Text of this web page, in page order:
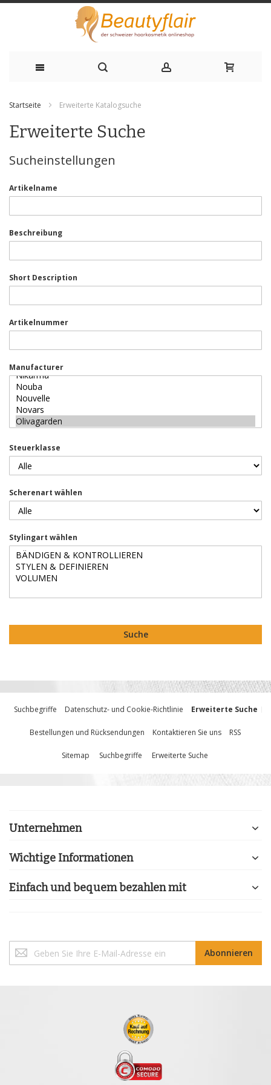
springen
Startseite Erweiterte Katalogsuche
Erweiterte Suche
Sucheinstellungen
Artikelname
Beschreibung
Short Description
Artikelnummer
Manufacturer
Steuerklasse
Scherenart wählen
Stylingart wählen
Suche
Suchbegriffe Datenschutz- und Cookie-Richtlinie Erweiterte Suche
Bestellungen und Rücksendungen Kontaktieren Sie uns RSS
Sitemap Suchbegriffe Erweiterte Suche
Unternehmen
Wichtige Informationen
Einfach und bequem bezahlen mit
Sie
sich
Abonnieren